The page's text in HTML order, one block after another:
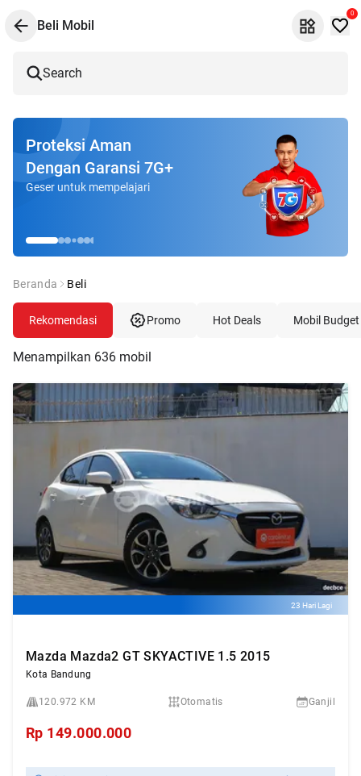
Beli Mobil
0
Search
Proteksi Aman
Dengan Garansi 7G+
Geser untuk mempelajari
Beranda Beli
Rekomendasi Promo Hot Deals Mobil Budget
Menampilkan 636 mobil
23 Hari Lagi
Mazda Mazda2 GT SKYACTIVE 1.5 2015
Kota Bandung
120.972 KM Otomatis Ganjil
Rp 149.000.000